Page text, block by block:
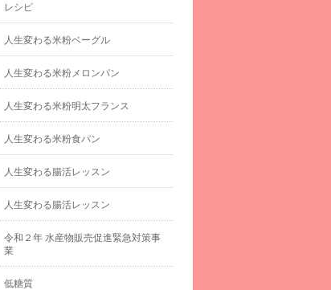
レシピ
人生変わる米粉ベーグル
人生変わる米粉メロンパン
人生変わる米粉明太フランス
人生変わる米粉食パン
人生変わる腸活レッスン
人生変わる腸活レッスン
令和２年 水産物販売促進緊急対策事
業
低糖質